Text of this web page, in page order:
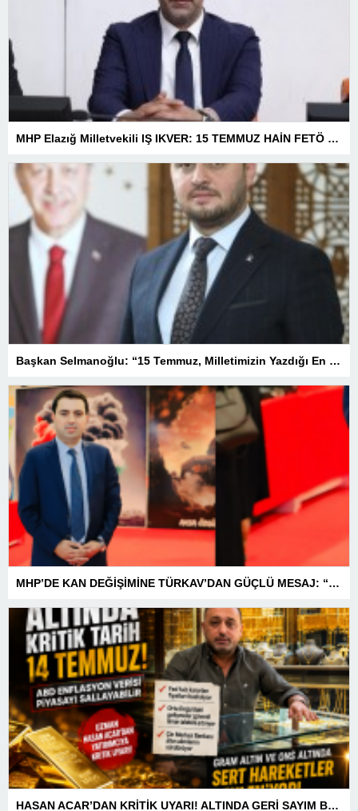
MHP Elazığ Milletvekili IŞ IKVER: 15 TEMMUZ HAİN FETÖ KALKIŞMASI TÜRKİYE’Yİ İŞGAL GİRİŞİMİDİR
Başkan Selmanoğlu: “15 Temmuz, Milletimizin Yazdığı En Büyük Demokrasi Destanlarından Biridir”
MHP’DE KAN DEĞİŞİMİNE TÜRKAV’DAN GÜÇLÜ MESAJ: “BİRLİK VE BERABERLİKLE DAHA GÜÇLÜYÜZ”
HASAN ACAR’DAN KRİTİK UYARI! ALTINDA GERİ SAYIM BAŞLADI! 14 TEMMUZ’DAKİ VERİ PİYASALARIN YÖNÜNÜ BELİRLEYECEK